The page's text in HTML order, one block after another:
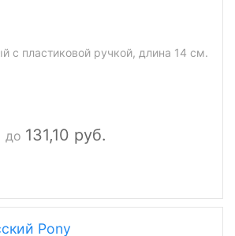
с пластиковой ручкой, длина 14 см.
до 131,10 руб.
Pony